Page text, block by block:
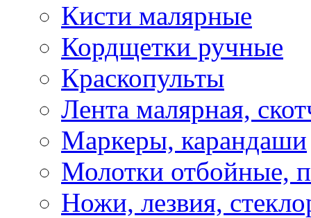
Кисти малярные
Кордщетки ручные
Краскопульты
Лента малярная,
Маркеры, карандаши
Молотки отбойные,
Ножи, лезвия,